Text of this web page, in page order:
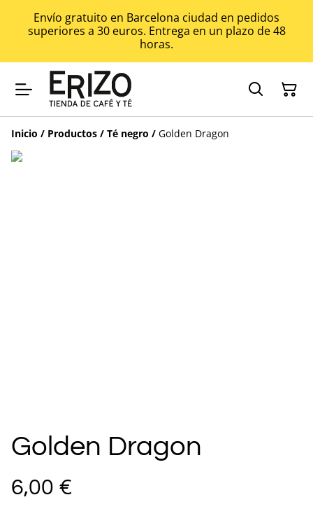
Envío gratuito en Barcelona ciudad en pedidos
superiores a 30 euros. Entrega en un plazo de 48
horas.
Inicio / Productos / Té negro / Golden Dragon
Golden Dragon
6,00 €